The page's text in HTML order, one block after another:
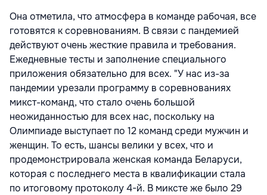
Она отметила, что атмосфера в команде рабочая, все
готовятся к соревнованиям. В связи с пандемией
действуют очень жесткие правила и требования.
Ежедневные тесты и заполнение специального
приложения обязательно для всех. "У нас из-за
пандемии урезали программу в соревнованиях
микст-команд, что стало очень большой
неожиданностью для всех нас, поскольку на
Олимпиаде выступает по 12 команд среди мужчин и
женщин. То есть, шансы велики у всех, что и
продемонстрировала женская команда Беларуси,
которая с последнего места в квалификации стала
по итоговому протоколу 4-й. В миксте же было 29